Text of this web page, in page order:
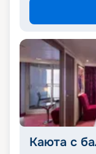
Каюта с